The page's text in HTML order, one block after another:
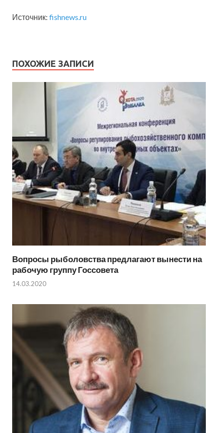
Источник: fishnews.ru
ПОХОЖИЕ ЗАПИСИ
Вопросы рыболовства предлагают вынести на
рабочую группу Госсовета
14.03.2020